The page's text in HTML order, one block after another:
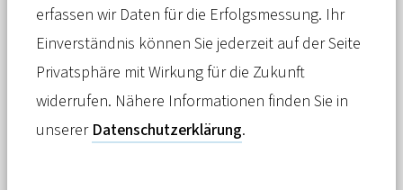
Die gesetzlichen Kranken- und
Pflegekassen kämpfen mit
Milliardendefiziten. SPD und Grüne
wollen die Löcher mit höheren
Beiträgen füllen – mit gravierenden
erfassen wir Daten für die Erfolgsmessung. Ihr
Einverständnis können Sie jederzeit auf der Seite
Privatsphäre mit Wirkung für die Zukunft
widerrufen. Nähere Informationen finden Sie in
unserer Datenschutzerklärung.